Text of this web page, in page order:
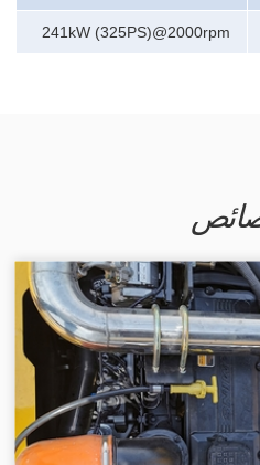
241kW (325PS)@2000rpm